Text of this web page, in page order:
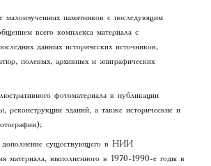
малоизученных памятников с последующим
всего комплекса материала с
данных исторических источников,
полевых, архивных и эпиграфических
фотоматериала к публикации
реконструкции зданий, а также исторические и
дополнение существующего в НИИ
материала, выполненного в 1970-1990-е годы в